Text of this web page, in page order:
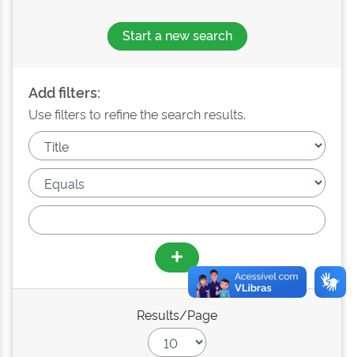
Start a new search
Add filters:
Use filters to refine the search results.
Results/Page